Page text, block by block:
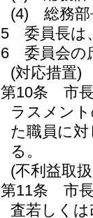
(4)
総務
5
委員長は
6
委員会の
(対応措置)
第10条
市
ラスメン
た職員に
る。
(不利益取
第11条
市
査若しく